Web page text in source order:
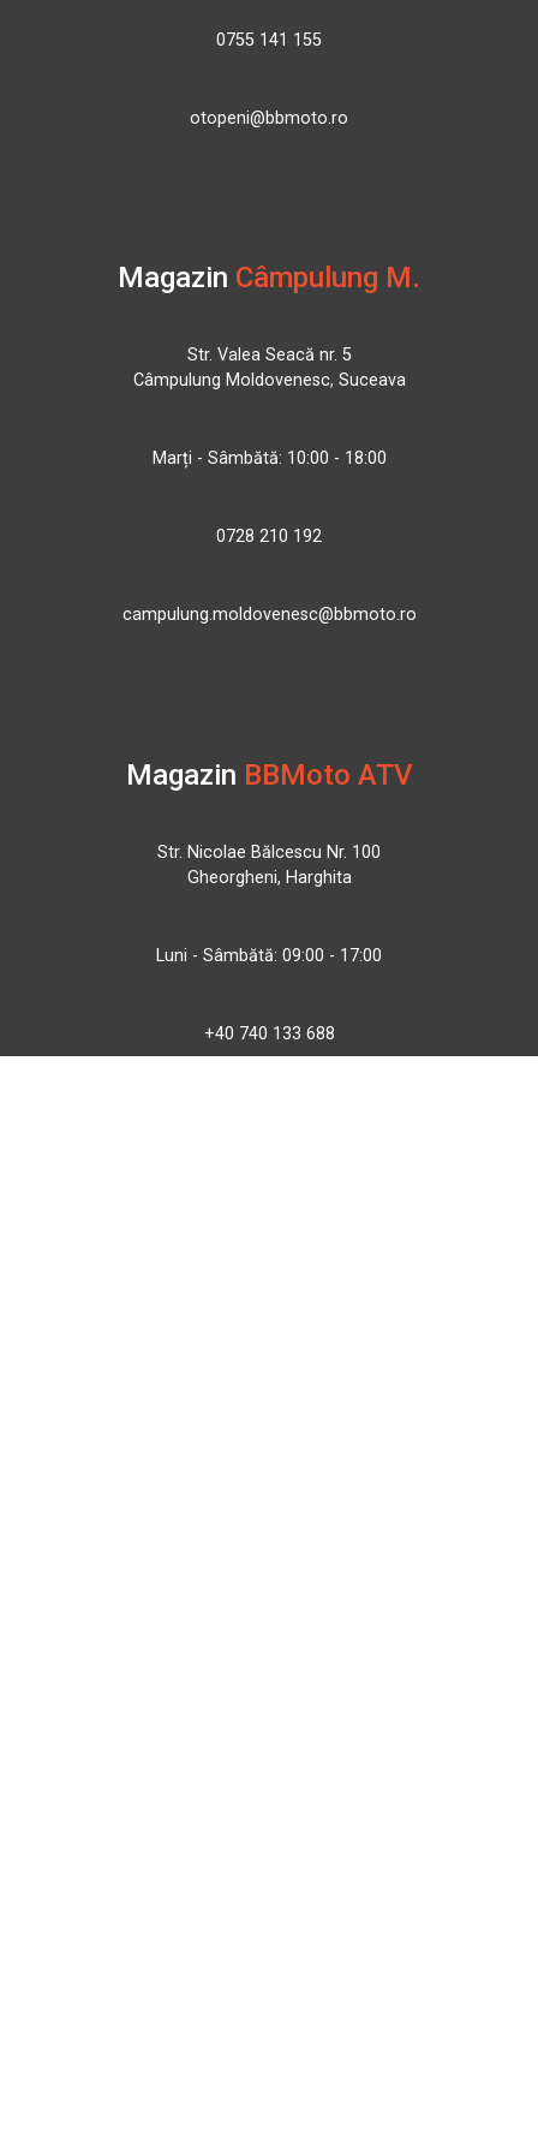
0755 141 155
otopeni@bbmoto.ro
Magazin Câmpulung M.
Str. Valea Seacă nr. 5
Câmpulung Moldovenesc, Suceava
Marți - Sâmbătă: 10:00 - 18:00
0728 210 192
campulung.moldovenesc@bbmoto.ro
Magazin BBMoto ATV
Str. Nicolae Bălcescu Nr. 100
Gheorgheni, Harghita
Luni - Sâmbătă: 09:00 - 17:00
+40 740 133 688